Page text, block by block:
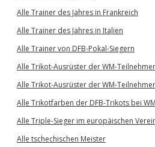
Alle Trainer des Jahres in Frankreich
Alle Trainer des Jahres in Italien
Alle Trainer von DFB-Pokal-Siegern
Alle Trikot-Ausrüster der WM-
Alle Trikot-Ausrüster der WM-
Alle Trikotfarben der DFB-Trikots bei
Alle Triple-Sieger im europäischen
Alle tschechischen Meister